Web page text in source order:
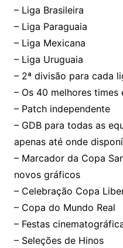
– Liga Brasileira
– Liga Paraguaia
– Liga Mexicana
– Liga Uruguaia
– 2ª divisão para cada
– Os 40 melhores times
– Patch independente
– GDB para todas as
apenas até onde
– Marcador da Copa
novos gráficos
– Celebração Copa
– Copa do Mundo Real
– Festas
– Seleções de Hinos